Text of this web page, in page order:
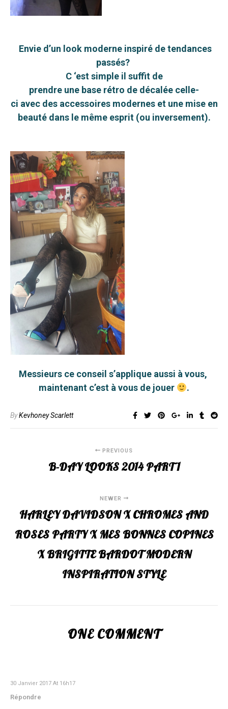
Envie d’un look moderne inspiré de tendances
passés?
C ‘est simple il suffit de
prendre une base rétro de décalée celle-
ci avec des accessoires modernes et une mise en
beauté dans le même esprit (ou inversement).
Messieurs ce conseil s’applique aussi à vous,
maintenant c’est à vous de jouer
.
ByKevhoney Scarlett
PREVIOUS
B-DAY LOOKS 2014 PART 1
NEWER
HARLEY DAVIDSON X CHROMES AND
ROSES PARTY X MES BONNES COPINES
X BRIGITTE BARDOT MODERN
INSPIRATION STYLE
ONE COMMENT
30 Janvier 2017 At 16h17
Répondre